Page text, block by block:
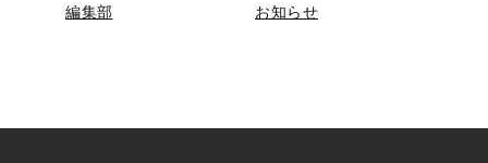
編集部 お知らせ